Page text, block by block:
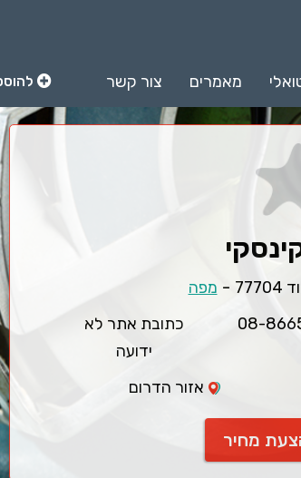
מאמרים צור קשר
- מפה
08-
כתובת אתר לא
ידועה
אזור הדרום
מחיר